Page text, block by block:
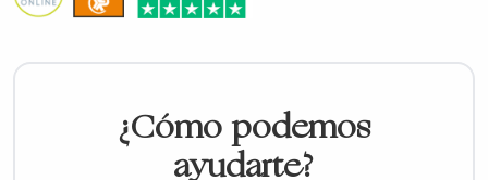
¿Cómo podemos
ayudarte?